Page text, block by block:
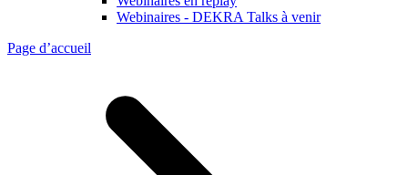
Webinaires - DEKRA Talks à venir
Page d’accueil